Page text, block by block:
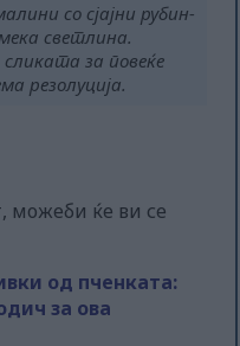
со сјајни рубин-
светлина.
за повеќе
резолуција.
можеби ќе ви се
од пченката:
за ова